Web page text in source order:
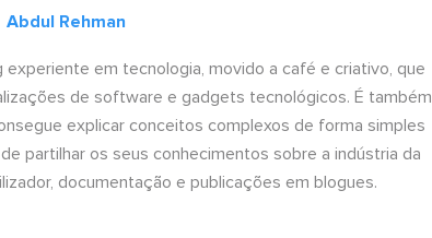
Abdul Rehman
em tecnologia, movido a café e criativo, que
de software e gadgets tecnológicos. É também
explicar conceitos complexos de forma simples
partilhar os seus conhecimentos sobre a indústria da
documentação e publicações em blogues.